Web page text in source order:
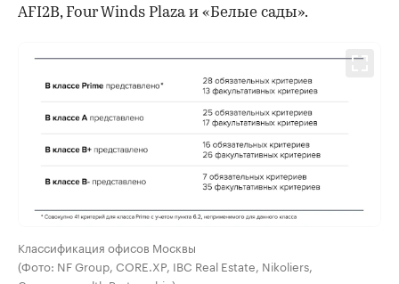
AFI2B, Four Winds Plaza и «Белые сады».
Классификация офисов Москвы
(Фото: NF Group, CORE.XP, IBC Real Estate, Nikoliers,